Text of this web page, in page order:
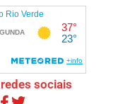
sociais